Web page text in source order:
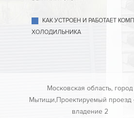
КАК УСТРОЕН И РАБОТАЕТ
ХОЛОДИЛЬНИКА
Московская область, город
Мытищи,Проектируемый проезд
владение 2